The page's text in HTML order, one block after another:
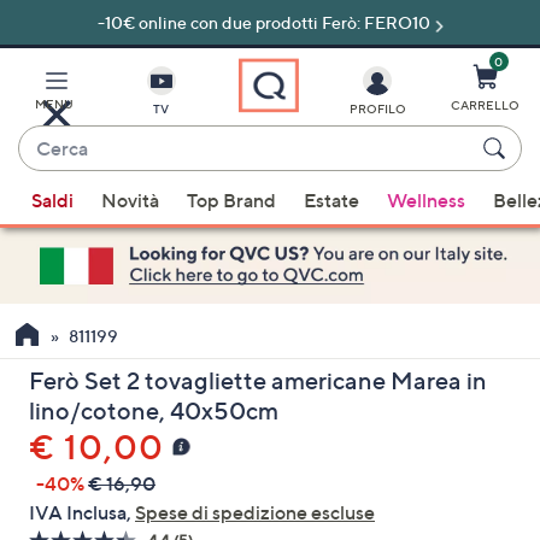
al
principale
-10€ online con due prodotti Ferò: FERO10
MENU TV
Cerca
sono
disponibili
suggerimenti,
usa
i
tasti
freccia
su
oppure
scorri
PROFILO
0
CARRELLO
Saldi Novità Top Brand Estate Wellness
811199
Ferò Set 2 tovagliette americane Marea in
lino/cotone, 40x50cm
€ 10,00
-40%€ 16,90
IVA Inclusa, Spese di spedizione escluse